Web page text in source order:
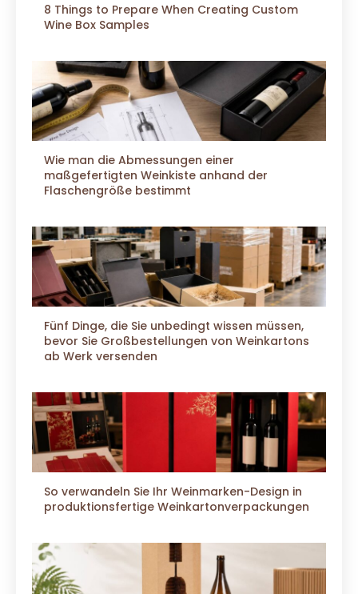
8 Things to Prepare When Creating Custom
Wine Box Samples
Wie man die Abmessungen einer
maßgefertigten Weinkiste anhand der
Flaschengröße bestimmt
Fünf Dinge, die Sie unbedingt wissen müssen,
bevor Sie Großbestellungen von Weinkartons
ab Werk versenden
So verwandeln Sie Ihr Weinmarken-Design in
produktionsfertige Weinkartonverpackungen